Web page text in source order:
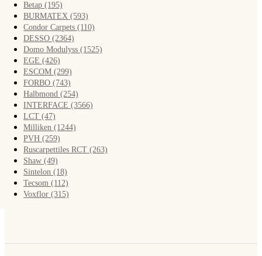
Betap (195)
BURMATEX (593)
Condor Carpets (110)
DESSO (2364)
Domo Modulyss (1525)
EGE (426)
ESCOM (299)
FORBO (743)
Halbmond (254)
INTERFACE (3566)
LCT (47)
Milliken (1244)
PVH (259)
Ruscarpettiles RCT (263)
Shaw (49)
Sintelon (18)
Tecsom (112)
Voxflor (315)
Акции
Сервис
Заказ
Возврат
Доставка
FAQ
Контакты